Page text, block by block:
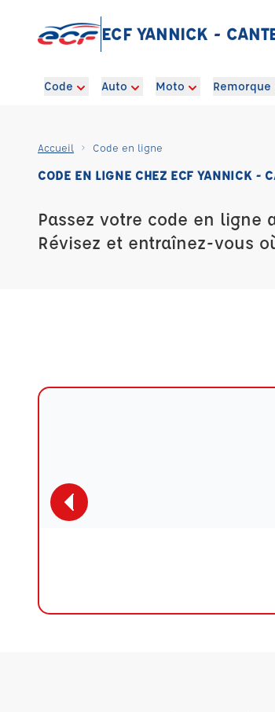
ECF YANNICK -
Code Auto Moto
Accueil Code en ligne
CODE EN LIGNE CHEZ ECF YANNICK -
Passez votre code en ligne
Révisez et entraînez-vous